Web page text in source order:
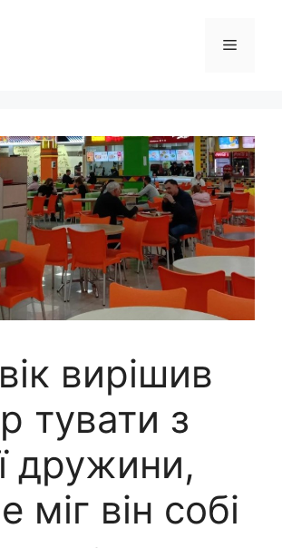
Menu
вирішив
тувати з
дружини,
міг він собі